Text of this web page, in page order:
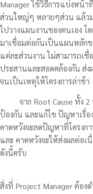
Manager ใช้วิธีการแบ่งหน้า
ส่วนใหญ่ๆ หลายๆส่วน แล้ว
ไปวางแผนงานของตนเอง โ
มาเชื่อมต่อกันเป็นแผนหลัก
แต่ละส่วนงาน ไม่สามารถเชื่
ประสานและสอดคล้องกัน ส่
จนเป็นเหตุให้โครงการล่าช้า
จาก Root Cause ทั้ง 2
ป้องกัน และแก้ไข ปัญหาเรื่อ
คาดหวังจะลดปัญหาที่โครงก
และ คาดหวังจะให้ส่งผลต่อเ
ดังนี้ครับ
สิ่งที่ Project Manager ต้อง